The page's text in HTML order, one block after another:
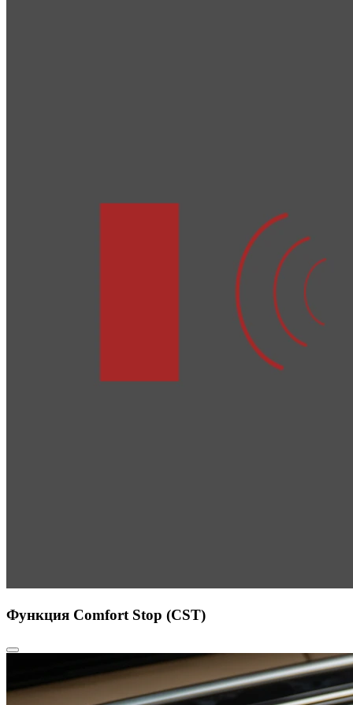
Функция Comfort Stop (CST)